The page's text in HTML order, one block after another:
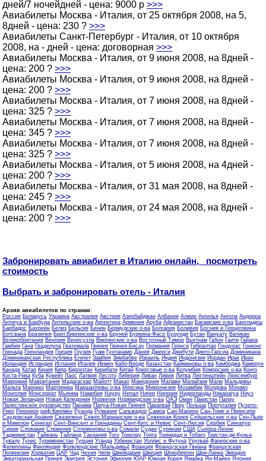
дней/7 ночейдней - цена: 9000 p >>>
Авиабилеты Москва - Италия, от 25 октября 2008, на 5,
8дней - цена: 230 ? >>>
Авиабилеты Санкт-Петербург - Италия, от 10 октября
2008, на - дней - цена: договорная >>>
Авиабилеты Москва - Италия, от 9 июня 2008, на 8дней -
цена: 200 ? >>>
Авиабилеты Москва - Италия, от 9 июня 2008, на 8дней -
цена: 200 ? >>>
Авиабилеты Москва - Италия, от 7 июня 2008, на 8дней -
цена: 325 ? >>>
Авиабилеты Москва - Италия, от 7 июня 2008, на 8дней -
цена: 345 ? >>>
Авиабилеты Москва - Италия, от 7 июня 2008, на 8дней -
цена: 325 ? >>>
Авиабилеты Москва - Италия, от 5 июня 2008, на 4дней -
цена: 200 ? >>>
Авиабилеты Москва - Италия, от 31 мая 2008, на 8дней -
цена: 245 ? >>>
Авиабилеты Москва - Италия, от 24 мая 2008, на 8дней -
цена: 200 ? >>>
Забронировать авиабилет в Италию онлайн, посмотреть
стоимость
Выбрать и забронировать отель - Италия
Архив авиабилетов по странам:
Россия Беларусь Украина Австралия Австрия Азербайджан Албания Алжир Ангилья Ангола Андорра
Антигуа и Барбуда Антильские о-ва Аргентина Армения Аруба Афганистан Багамские о-ва Бангладеш
Барбадос Бахрейн Белиз Бельгия Бенин Бермудские о-ва Болгария Боливия Босния и Герцеговина
Ботсвана Бразилия Брит.Виргинские о-ва Бруней Буркина-Фасо Бурунди Бутан Вануату Ватикан
Великобритания Венгрия Венесуэла Виргинские о-ва Восточный Тимор Вьетнам Габон Гаити Гайана
Гамбия Гана Гваделупа Гватемала Гвинея Гвинея-Бисау Германия Гернси Гибралтар Гондурас Гонконг
Гренада Гренландия Греция Грузия Гуам Гунтанамо Дания Джерси Джибути Диего-Гарсиа Доминикана
Доминиканская Республика Египет Замбия Зимбабве Израиль Индия Индонезия Иордан Ирак Иран
Ирландия Исландия Испания Италия Йемен Кабо-Верде Казахстан Каймановы о-ва Камбоджа Камерун
Канада Катар Кения Кипр Киргизтан Кирибати Китай Кокосовые о-ва Колумбия Коморские о-ва Конго
Коста-Рика Куба Кувейт Лаос Латвия Лесото Либерия Ливан Ливия Литва Лихтенштейн Люксембург
Маврикий Мавритания Мадагаскар Майотт Макао Македония Малави Малайзия Мали Мальдивы
Мальта Марокко Мартиника Маршалловы о-ва Мексика Микронезия Мозамбик Молдова Монако
Монголия Монсеррат Мьянма Намибия Науру Непал Нигер Нигерия Нидерланды Никарагуа Ниуэ
Новая Зеландия Новая Каледония Норвегия Нормандские о-ва ОАЭ Оман Пакистан Палау
Палестинское руководство Панама Папуа-Новая Гвинея Парагвай Перу Польша Португалия Пуэрто-
Рико Реюнион риф Кингмен Руанда Румыния Сальвадор Самоа Сан-Марино Сан-Томе и Принсипи
Саудовская Аравия Свазиленд Север.Марианские о-ва Северная Корея Сейшельские о-ва Сен-Пьер
и Микелон Сенегал Сент-Винсент и Гренадины Сент-Китс и Невис Сент-Люсия Сербия Сингапур
Сирия Словакия Словения Соломоновы о-ва Сомали Судан Суринам США Сьерра-Леоне
Таджикистан Тайвань Тайланд Танзания Того Токелау Тонга Тринидад и Тобаго Тристан-де-Куньа
Тувалу Тунис Туркменистан Турция Уганда Узбекистан Уоллис и Футуна Уругвай Фарерские о-ва
Филиппины Финляндия Фолклендские (Мальдивы) Франция Французская Гвиана Французская
Полинезия Хорватия ЦАР Чад Чехия Чили Швейцария Швеция Шпицберген Шри-Ланка Эквадор
Экваториальная Гвинея Эритрея Эстония Эфиопия ЮАР Южная Корея Ямайка Ян-Майен Япония